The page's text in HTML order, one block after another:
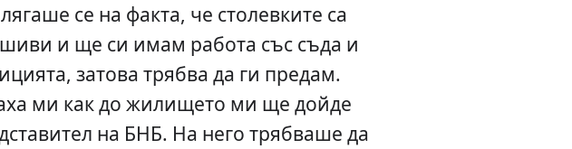
се на факта, че столевките са
и ще си имам работа със съда и
затова трябва да ги предам.
ми как до жилището ми ще дойде
на БНБ. На него трябваше да